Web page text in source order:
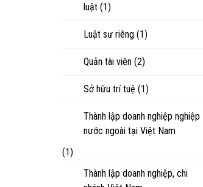
luật (1)
Luật sư riêng (1)
Quản tài viên (2)
Sở hữu trí tuệ (1)
Thành lập doanh nghiệp nghiệp
nước ngoài tại Việt Nam
(1)
Thành lập doanh nghiệp, chi